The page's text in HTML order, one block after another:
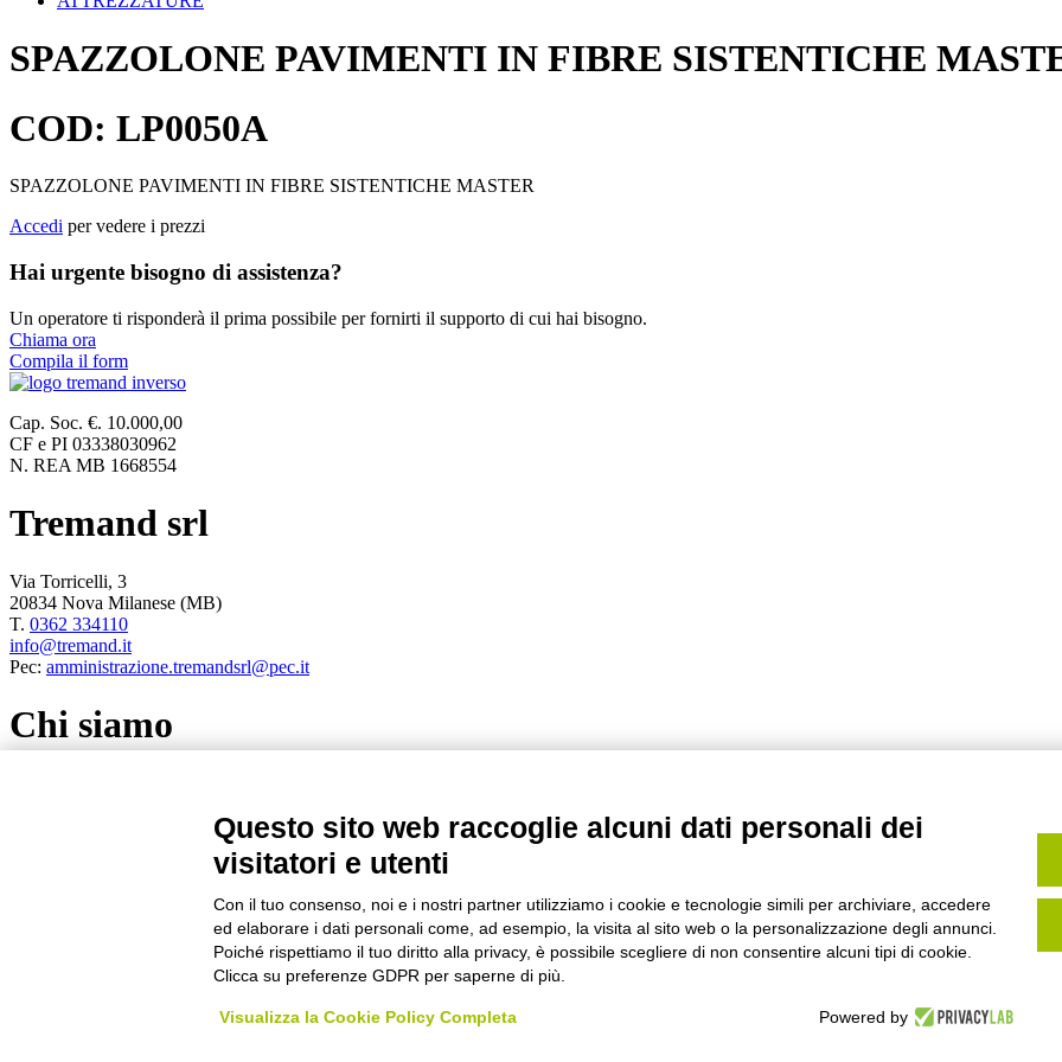
SPAZZOLONE PAVIMENTI IN FIBRE SISTENTICHE
COD: LP0050A
SPAZZOLONE PAVIMENTI IN FIBRE SISTENTICHE MASTER
Accedi per vedere i prezzi
Hai urgente bisogno di assistenza?
Un operatore ti risponderà il prima possibile per fornirti il supporto di cui hai bisogno.
Chiama ora
Compila il form
Cap. Soc. €. 10.000,00
CF e PI 03338030962
N. REA MB 1668554
Tremand srl
Via Torricelli, 3
20834 Nova Milanese (MB)
T. 0362 334110
info@tremand.it
Pec: amministrazione.tremandsrl@pec.it
Chi siamo
Questo sito web raccoglie alcuni dati personali dei
visitatori e utenti
Con il tuo consenso, noi e i nostri partner utilizziamo i cookie e tecnologie simili per archiviare, accedere
ed elaborare i dati personali come, ad esempio, la visita al sito web o la personalizzazione degli annunci.
Poiché rispettiamo il tuo diritto alla privacy, è possibile scegliere di non consentire alcuni tipi di cookie.
Clicca su preferenze GDPR per saperne di più.
Visualizza la Cookie Policy Completa Powered by